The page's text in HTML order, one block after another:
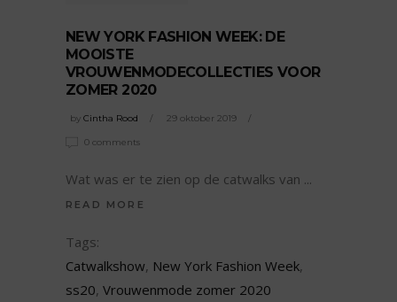
NEW YORK FASHION WEEK: DE
MOOISTE
VROUWENMODECOLLECTIES VOOR
ZOMER 2020
by Cintha Rood 29 oktober 2019
0 comments
Wat was er te zien op de catwalks van
READ MORE
Tags:
Catwalkshow, New York Fashion Week,
ss20, Vrouwenmode zomer 2020